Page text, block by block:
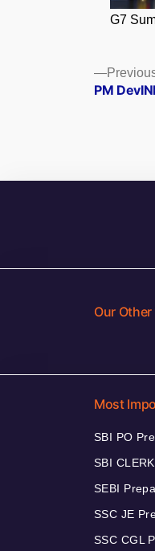
G7
Posts
PM
Our
Most
SBI PO
SBI
SEBI
SSC JE
SSC CGL